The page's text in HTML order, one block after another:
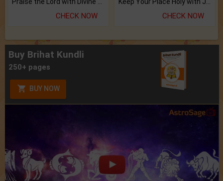
Praise the Lord with Divine Energies of Mala.
CHECK NOW
Keep Your Place Holy with Jadi.
CHECK NOW
Buy Brihat Kundli
250+ pages
BUY NOW